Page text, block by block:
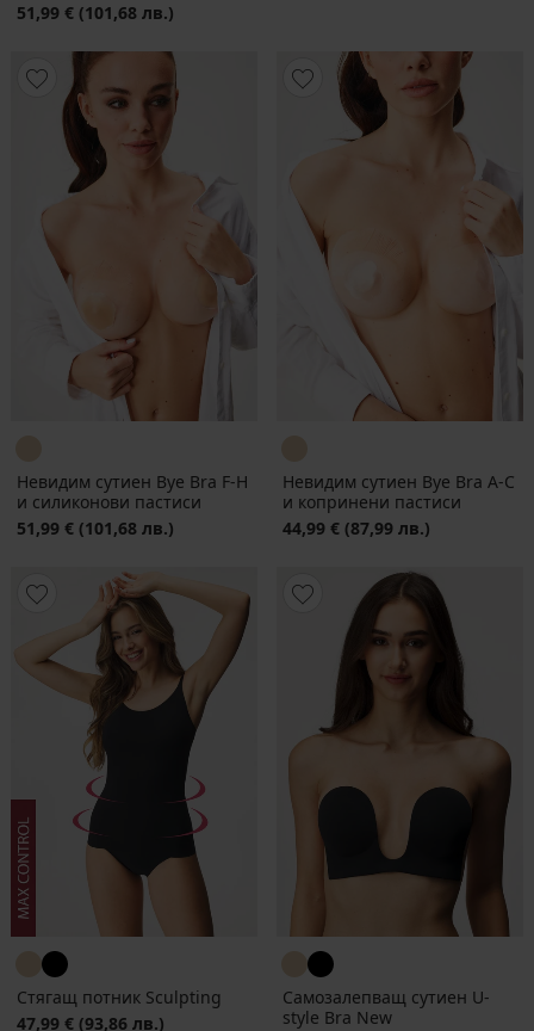
51,99 € (101,68 лв.)
Невидим сутиен Bye Bra F-H
и силиконови пастиси
51,99 € (101,68 лв.)
Невидим сутиен Bye Bra A-C
и копринени пастиси
44,99 € (87,99 лв.)
Стягащ потник Sculpting
47,99 € (93,86 лв.)
Самозалепващ сутиен U-
style Bra New